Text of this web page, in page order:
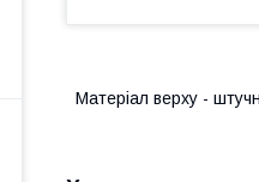
Матеріал верху -